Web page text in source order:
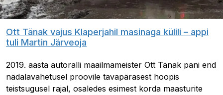
Ott Tänak vajus Klaperjahil masinaga külili – appi
tuli Martin Järveoja
2019. aasta autoralli maailmameister Ott Tänak pani end
nädalavahetusel proovile tavapärasest hoopis
teistsugusel rajal, osaledes esimest korda maasturite